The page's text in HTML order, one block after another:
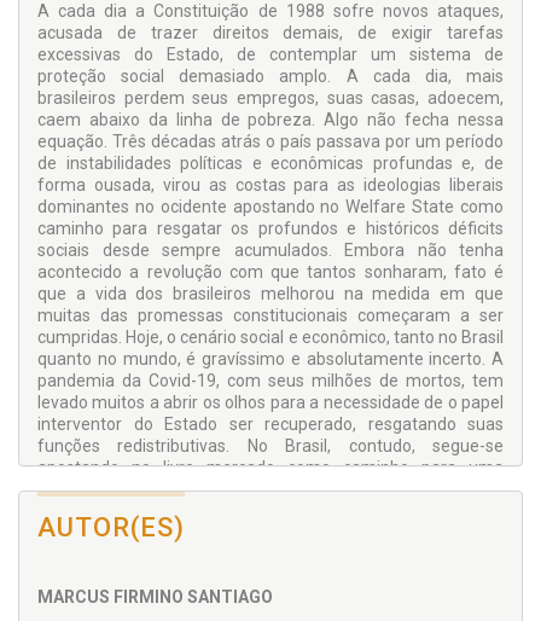
A cada dia a Constituição de 1988 sofre novos ataques,
acusada de trazer direitos demais, de exigir tarefas
excessivas do Estado, de contemplar um sistema de
proteção social demasiado amplo. A cada dia, mais
brasileiros perdem seus empregos, suas casas, adoecem,
caem abaixo da linha de pobreza. Algo não fecha nessa
equação. Três décadas atrás o país passava por um período
de instabilidades políticas e econômicas profundas e, de
forma ousada, virou as costas para as ideologias liberais
dominantes no ocidente apostando no Welfare State como
caminho para resgatar os profundos e históricos déficits
sociais desde sempre acumulados. Embora não tenha
acontecido a revolução com que tantos sonharam, fato é
que a vida dos brasileiros melhorou na medida em que
muitas das promessas constitucionais começaram a ser
cumpridas. Hoje, o cenário social e econômico, tanto no Brasil
quanto no mundo, é gravíssimo e absolutamente incerto. A
pandemia da Covid-19, com seus milhões de mortos, tem
levado muitos a abrir os olhos para a necessidade de o papel
interventor do Estado ser recuperado, resgatando suas
funções redistributivas. No Brasil, contudo, segue-se
apostando no livre mercado como caminho para uma
prosperidade que nunca chega. É hora de relembrar algumas
lições do passado nacional e resgatar a importância da
participação democrática. Esta é um instrumento que já
promoção do desenvolvimento, cumprindo função essencial
AUTOR(ES)
MARCUS FIRMINO SANTIAGO